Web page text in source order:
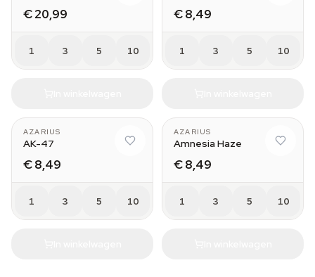
€ 20,99
1 3 5 10
€ 8,49
1 3 5 10
AZARIUS
AK-47
€ 8,49
1 3 5 10
AZARIUS
Amnesia Haze
€ 8,49
1 3 5 10